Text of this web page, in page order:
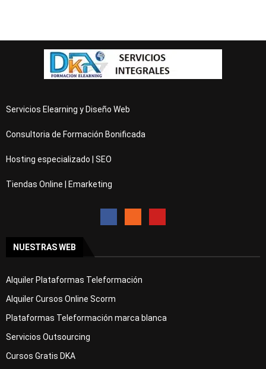
Servicios Elearning y Diseño Web
Consultoria de Formación Bonificada
Hosting especializado | SEO
Tiendas Online | Emarketing
NUESTRAS WEB
Alquiler Plataformas Teleformación
Alquiler Cursos Online Scorm
Plataformas Teleformación marca blanca
Servicios Outsourcing
Cursos Gratis DKA